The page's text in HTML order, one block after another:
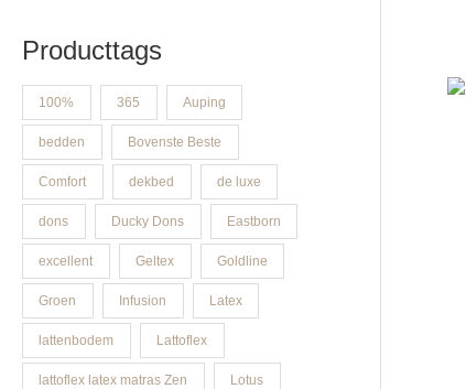
Producttags
100% 365 Auping
bedden Bovenste Beste
Comfort dekbed de luxe
dons Ducky Dons Eastborn
excellent Geltex Goldline
Groen Infusion Latex
lattenbodem Lattoflex
lattoflex latex matras Zen Lotus